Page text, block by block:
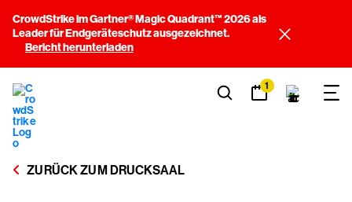
CrowdStrike im Gartner® Magic Quadrant™ 2026 als
Leader für Endgeräteschutz ausgezeichnet.
Bericht herunterladen
1
ZURÜCK ZUM DRUCKSAAL